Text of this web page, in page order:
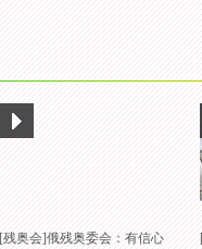
[残奥会]俄残奥委会：有信心